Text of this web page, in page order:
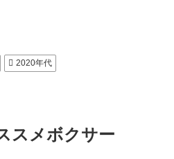
2020年代
スメボクサー